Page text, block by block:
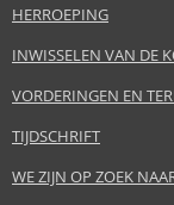
HERROEPING
INWISSELEN VAN DE
VORDERINGEN EN
TIJDSCHRIFT
WE ZIJN OP ZOEK